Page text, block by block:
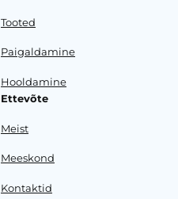
Tooted
Paigaldamine
Hooldamine
Ettevõte
Meist
Meeskond
Kontaktid